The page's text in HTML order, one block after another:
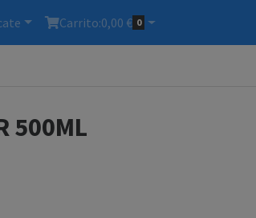
Carrito:0,00 € 0
500ML